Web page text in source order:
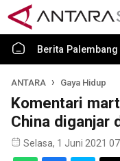
Berita Palembang
ANTARA Gaya Hidup
Komentari
China diganjar
Selasa, 1 Juni 2021